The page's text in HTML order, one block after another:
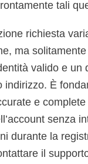
tali
richiesta
ma
valido e un
indirizzo. È
e
senza
durante la
il